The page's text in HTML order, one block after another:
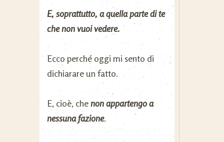
E, soprattutto, a quella parte di te
che non vuoi vedere.
Ecco perché oggi mi sento di
dichiarare un fatto.
E, cioè, chenon appartengo a
nessuna fazione.